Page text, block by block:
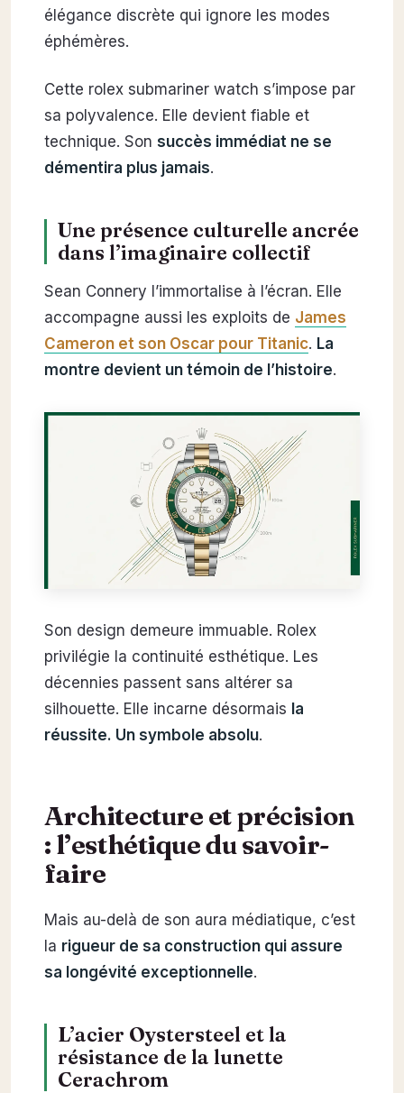
élégance discrète qui ignore les modes
éphémères.
Cette rolex submariner watch s’impose par
sa polyvalence. Elle devient fiable et
technique. Son succès immédiat ne se
démentira plus jamais.
Une présence culturelle ancrée
dans l’imaginaire collectif
Sean Connery l’immortalise à l’écran. Elle
accompagne aussi les exploits de James
Cameron et son Oscar pour Titanic. La
montre devient un témoin de l’histoire.
Son design demeure immuable. Rolex
privilégie la continuité esthétique. Les
décennies passent sans altérer sa
silhouette. Elle incarne désormais la
réussite. Un symbole absolu.
Architecture et précision
: l’esthétique du savoir-
faire
Mais au-delà de son aura médiatique, c’est
la rigueur de sa construction qui assure
sa longévité exceptionnelle.
L’acier Oystersteel et la
résistance de la lunette
Cerachrom